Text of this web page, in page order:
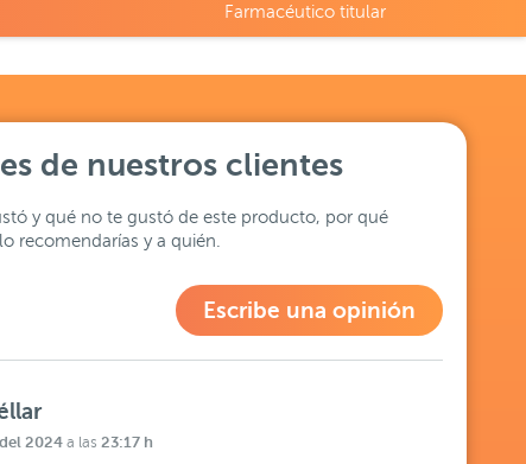
Farmacéutico titular
de nuestros clientes
y qué no te gustó de este producto, por qué
lo recomendarías y a quién.
Escribe una opinión
2024 a las 23:17 h